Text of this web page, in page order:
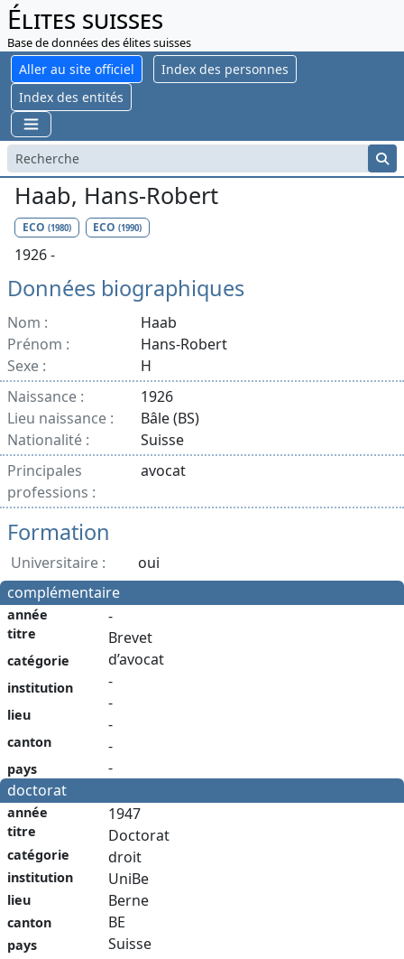
Élites suisses
Base de données des élites suisses
Aller au site officiel
Index des personnes
Index des entités
Haab, Hans-Robert
ECO (1980) ECO(1990)
1926 -
Données biographiques
Nom :
Haab
Prénom :
Hans-Robert
Sexe :
H
Naissance :
1926
Lieu naissance :
Bâle (BS)
Nationalité :
Suisse
Principales
professions :
avocat
Formation
Universitaire :
oui
complémentaire
année
titre
catégorie
institution
lieu
canton
pays
-
Brevet
d’avocat
-
-
-
-
-
doctorat
année
titre
catégorie
institution
lieu
canton
pays
1947
Doctorat
droit
UniBe
Berne
BE
Suisse